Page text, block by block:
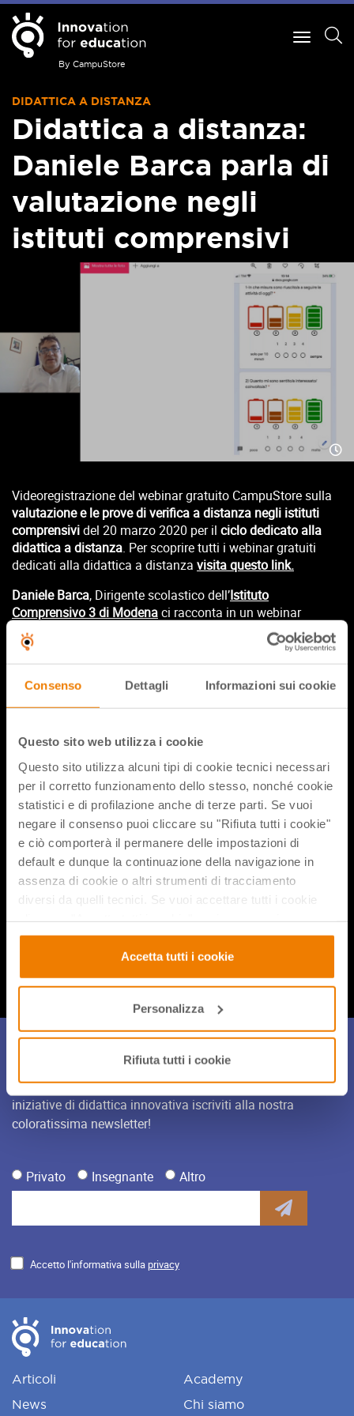
Consenso Dettagli Informazioni sui cookie
Questo sito web utilizza i cookie
Questo sito utilizza alcuni tipi di cookie tecnici necessari
per il corretto funzionamento dello stesso, nonché cookie
statistici e di profilazione anche di terze parti. Se vuoi
negare il consenso puoi cliccare su "Rifiuta tutti i cookie"
e ciò comporterà il permanere delle impostazioni di
default e dunque la continuazione della navigazione in
assenza di cookie o altri strumenti di tracciamento
diversi da quelli tecnici. Se vuoi accettare tutti i cookie
autonomamente selezionare i cookie da accettare clicca
su "Personalizza". Se vuoi saperne di più consulta la
nostraPrivacy e Cookie Policy.
Accetta tutti i cookie
Personalizza
Rifiuta tutti i cookie
By CampuStore
DIDATTICA A DISTANZA
Didattica a distanza:
Daniele Barca parla di
valutazione negli
istituti comprensivi
Videoregistrazione del webinar gratuito CampuStore sulla
valutazione e le prove di verifica a distanza negli istituti
comprensividel 20 marzo 2020 per il ciclo dedicato alla
didattica a distanza. Per scoprire tutti i webinar gratuiti
dedicati alla didattica a distanza visita questo link.
Daniele Barca, Dirigente scolastico dell’Istituto
Comprensivo 3 di Modenaci racconta in un webinar
gratuito degli esperimenti che sta conducendo con la sua
fantastica equipe di docenti e propone le prime riflessioni
emerse a tre settimane di distanza dalla chiusura delle
scuole.
La didattica a distanza impone sfide e questioni diverse a
cui si rivolge.
Quando si ha a che fare con i più piccoli, con i quali la
presenza e l’interazione diretta è spesso parte integrante
dell’esperienza d’apprendimento, la costrizione
all’isolamento implica sfide specifiche, anche e in
particolare sul modo diaccertare e valutare le competenze
acquisite dai ragazzi… anche a distanza !
Condividi flix
Iscriviti alla Newsletter
Per restare sempre aggiornato sulle novità, gli eventi e le
iniziative di didattica innovativa iscriviti alla nostra
coloratissima newsletter!
Privato Insegnante Altro
Accetto l'informativa sulla privacy
Articoli
News
Academy
Chi siamo